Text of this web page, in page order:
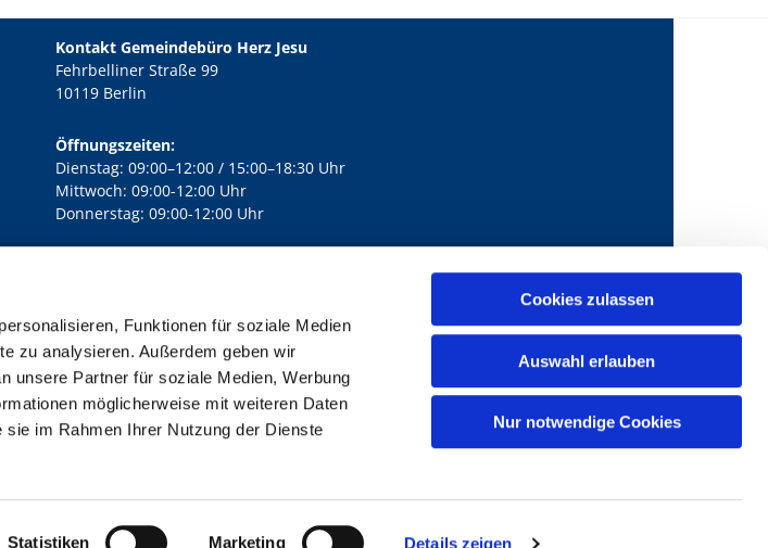
Funktionen für soziale Medien
zu analysieren. Außerdem geben wir
unsere Partner für soziale Medien, Werbung
möglicherweise mit weiteren Daten
im Rahmen Ihrer Nutzung der Dienste
Statistiken Marketing Details zeigen
Cookies zulassen
Auswahl erlauben
Nur notwendige Cookies
Kontakt Gemeindebüro Herz Jesu
Fehrbelliner Straße 99
10119 Berlin
Öffnungszeiten:
Dienstag: 09:00–12:00 / 15:00–18:30 Uhr
Mittwoch: 09:00-12:00 Uhr
Donnerstag: 09:00-12:00 Uhr
88C, 10965 Berlin mail@bernhard-lichtenberg.berlin
Impressum